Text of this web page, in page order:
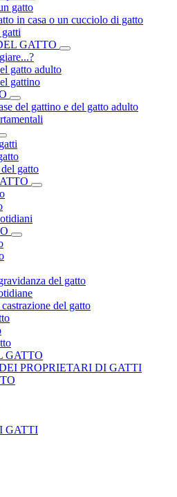
gatto
in casa o un cucciolo di gatto
GATTO
gatto adulto
gattino
del gattino e del gatto adulto
gatto
del gatto
del gatto
GATTO
PROPRIETARI DI GATTI
GATTI